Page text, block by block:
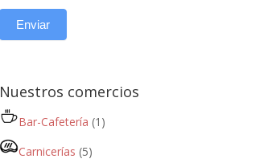
Enviar
Nuestros comercios
Bar-Cafetería (1)
Carnicerías (5)